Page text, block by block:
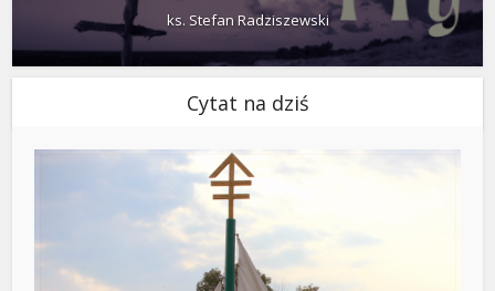
ks. Stefan Radziszewski
Cytat na dziś